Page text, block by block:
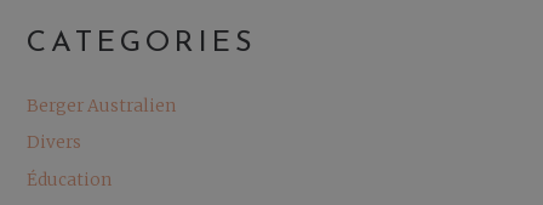
CATEGORIES
Berger Australien
Divers
Éducation